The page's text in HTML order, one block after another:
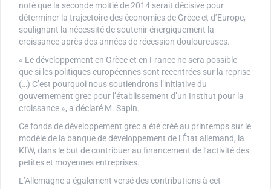
noté que la seconde moitié de 2014 serait décisive pour
déterminer la trajectoire des économies de Grèce et d’Europe,
soulignant la nécessité de soutenir énergiquement la
croissance après des années de récession douloureuses.
« Le développement en Grèce et en France ne sera possible
que si les politiques européennes sont recentrées sur la reprise
(…) C’est pourquoi nous soutiendrons l’initiative du
gouvernement grec pour l’établissement d’un Institut pour la
croissance », a déclaré M. Sapin.
Ce fonds de développement grec a été créé au printemps sur le
modèle de la banque de développement de l’État allemand, la
KfW, dans le but de contribuer au financement de l’activité des
petites et moyennes entreprises.
L’Allemagne a également versé des contributions à cet